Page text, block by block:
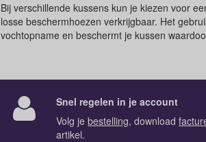
Bij verschillende kussens kun je kiezen voor
losse beschermhoezen verkrijgbaar. Het
vochtopname en beschermt je kussen
Snel regelen in je account
Volg jebestelling, download
artikel.